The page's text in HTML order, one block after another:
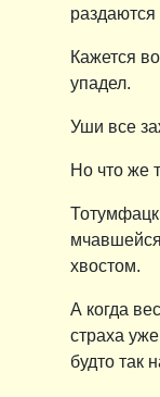
раздаются
Кажется
упадел.
Уши все
Но что же
хвостом.
А когда
страха
будто так